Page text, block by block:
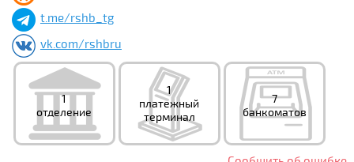
t.me/rshb_tg
vk.com/rshbru
1
отделение
1
платежный
терминал
7
банкоматов